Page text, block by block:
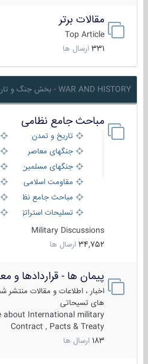
مقالات برتر
Top Article
331 ارسال ها
WAR AND HISTORY - بخش جنگ و تاریخ
مباحث جامع نظامی
تاریخ و تمدن
جنگهای معاصر
جنگهای مسلمین
مقاومت اسلامی
مباحث جامع نظامی
تسلیحات استراتژیک
Military Discussions
34,752 ارسال ها
پیمان ها - قراردادها و
اخبار ، اطلاعات و مقالات منتشر
های تسیحاتی
about International military
Contract , Pacts & Treaty
183 ارسال ها